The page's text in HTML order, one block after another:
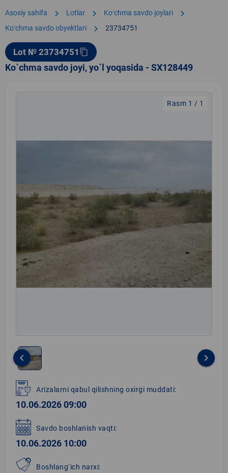
Asosiy sahifa chevron_right Lotlar chevron_right Koʻchma savdo joylari chevron_right
Koʻchma savdo obyektlari chevron_right 23734751
Lot № 23734751 content_copy
Ko`chma savdo joyi, yo`l yoqasida - SX128449
Rasm 1 / 1
1
of
1
keyboard_arrow_left keyboard_arrow_right
Arizalarni qabul qilishning oxirgi muddati:
10.06.2026 09:00
Savdo boshlanish vaqti:
10.06.2026 10:00
Boshlang‘ich narxi: